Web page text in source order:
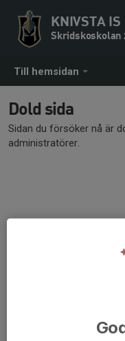
Till hemsidan
KNIVSTA IS
Skridskoskolan
Dold sida
Sidan du försöker nå är
administratörer.